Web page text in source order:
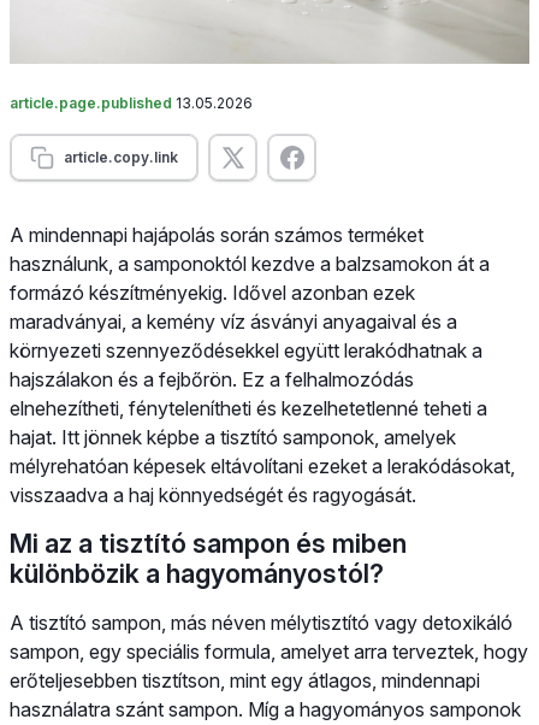
article.page.published 13.05.2026
article.copy.link
A mindennapi hajápolás során számos terméket
használunk, a samponoktól kezdve a balzsamokon át a
formázó készítményekig. Idővel azonban ezek
maradványai, a kemény víz ásványi anyagaival és a
környezeti szennyeződésekkel együtt lerakódhatnak a
hajszálakon és a fejbőrön. Ez a felhalmozódás
elnehezítheti, fénytelenítheti és kezelhetetlenné teheti a
hajat. Itt jönnek képbe a tisztító samponok, amelyek
mélyrehatóan képesek eltávolítani ezeket a lerakódásokat,
visszaadva a haj könnyedségét és ragyogását.
Mi az a tisztító sampon és miben
különbözik a hagyományostól?
A tisztító sampon, más néven mélytisztító vagy detoxikáló
sampon, egy speciális formula, amelyet arra terveztek, hogy
erőteljesebben tisztítson, mint egy átlagos, mindennapi
használatra szánt sampon. Míg a hagyományos samponok